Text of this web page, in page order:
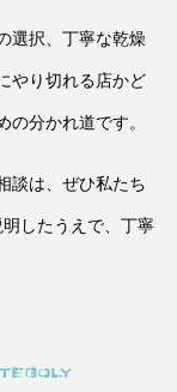
選択、丁寧な乾燥
やり切れる店かど
分かれ道です。
談は、ぜひ私たち
したうえで、丁寧